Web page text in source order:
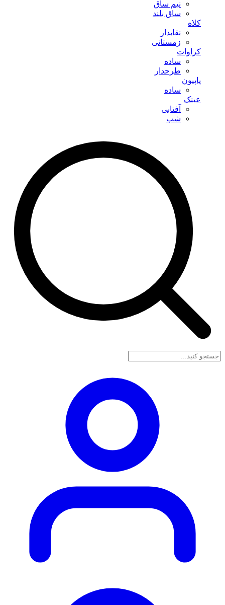
نیم ساق
ساق بلند
کلاه
نقابدار
زمستانی
کراوات
ساده
طرحدار
پاپیون
ساده
عینک
آفتابی
شب